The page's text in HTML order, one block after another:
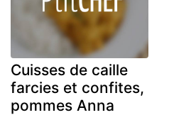
Cuisses de caille
farcies et confites,
pommes Anna